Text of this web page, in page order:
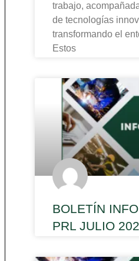
trabajo,
de tecnologías
transformando el
Estos
BOLETÍN
PRL JULIO